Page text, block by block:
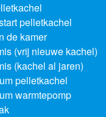
pelletkachel
de kamer
(vrij nieuwe kachel)
(kachel al jaren)
pelletkachel
warmtepomp